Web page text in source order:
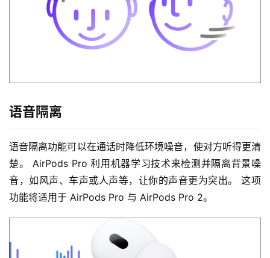
语音隔离
语音隔离功能可以在通话时降低环境噪音，使对方听得更清
楚。 AirPods Pro 利用机器学习技术来检测并隔离背景噪
音，如风声、车声或人声等，让你的声音更为突出。 这项
功能将适用于 AirPods Pro 与 AirPods Pro 2。